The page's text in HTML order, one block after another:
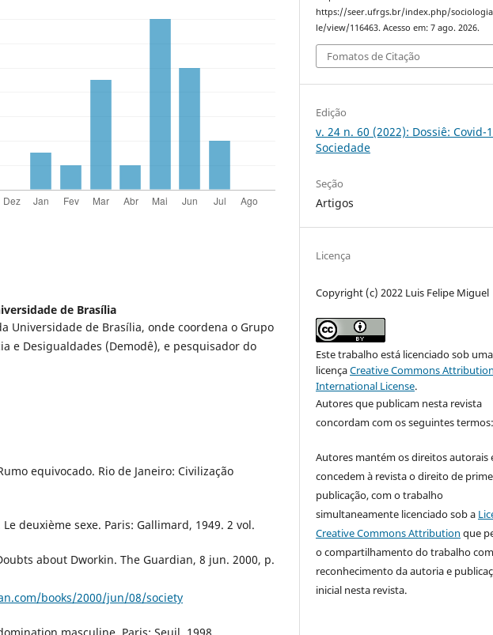
de Brasília
Universidade de Brasília, onde coordena o Grupo
e Desigualdades (Demodê), e pesquisador do
equivocado. Rio de Janeiro: Civilização
Le deuxième sexe. Paris: Gallimard, 1949. 2 vol.
about Dworkin. The Guardian, 8 jun. 2000, p.
books/2000/jun/08/society
https://seer.ufrgs.br/index.php/
le/view/116463. Acesso em: 7 ago. 2026.
Fomatos de Citação
Edição
v. 24 n. 60 (2022): Dossiê: Covid-
Sociedade
Seção
Artigos
Licença
Copyright (c) 2022 Luis Felipe Miguel
Este trabalho está licenciado sob uma
licençaCreative Commons
International License.
Autores que publicam nesta revista
concordam com os seguintes termos:
Autores mantém os direitos autorais
concedem à revista o direito de
publicação, com o trabalho
simultaneamente licenciado sob a
Creative Commons Attribution que
o compartilhamento do trabalho com
reconhecimento da autoria e
inicial nesta revista.